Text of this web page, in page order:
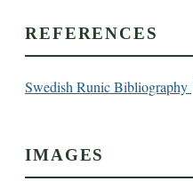
REFERENCES
Swedish Runic Bibliography
IMAGES